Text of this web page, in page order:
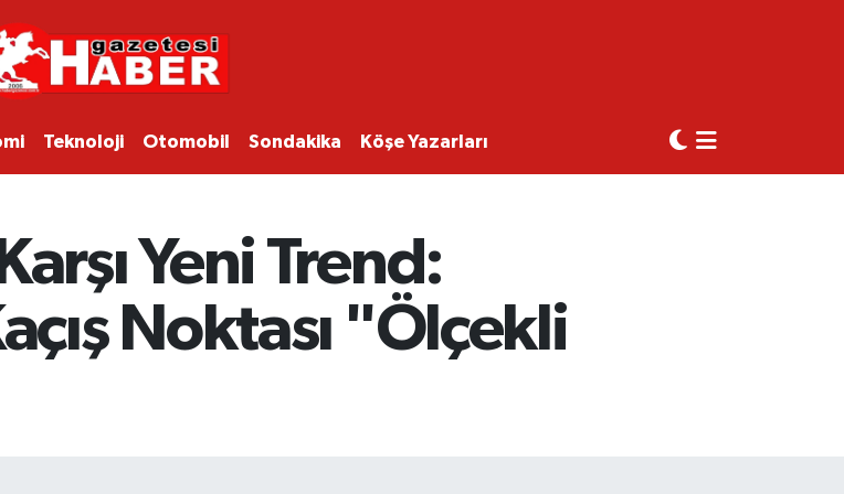
Teknoloji Otomobil Sondakika Köşe Yazarları
Yeni Trend:
Noktası "Ölçekli